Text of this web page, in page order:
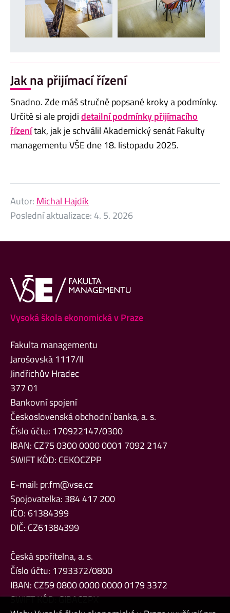
Jak na přijímací řízení
Snadno. Zde máš stručně popsané kroky a podmínky.
Určitě si ale projdidetailní podmínky přijímacího
řízenítak, jak je schválil Akademický senát Fakulty
managementu VŠE dne 18. listopadu 2025.
Autor: Michal Hajdík
Poslední aktualizace:4. 5. 2026
Vysoká škola ekonomická v Praze
Fakulta managementu
Jarošovská 1117/II
Jindřichův Hradec
377 01
Bankovní spojení
Československá obchodní banka, a. s.
Číslo účtu: 170922147/0300
IBAN: CZ75 0300 0000 0001 7092 2147
SWIFT KÓD: CEKOCZPP
E-mail: pr.fm@vse.cz
Spojovatelka: 384 417 200
IČO: 61384399
DIČ: CZ61384399
Česká spořitelna, a. s.
Číslo účtu: 1793372/0800
IBAN: CZ59 0800 0000 0000 0179 3372
SWIFT KÓD: GIBACZPX